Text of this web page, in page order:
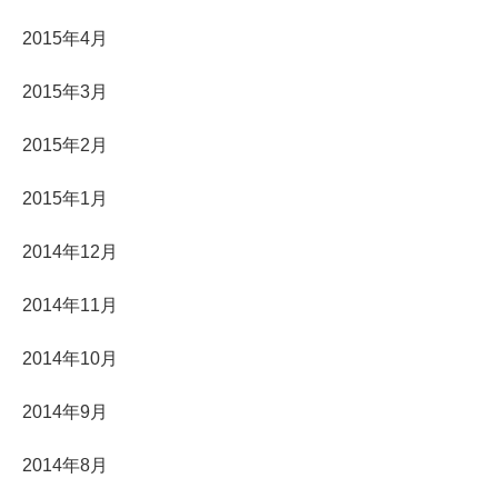
2015年4月
2015年3月
2015年2月
2015年1月
2014年12月
2014年11月
2014年10月
2014年9月
2014年8月